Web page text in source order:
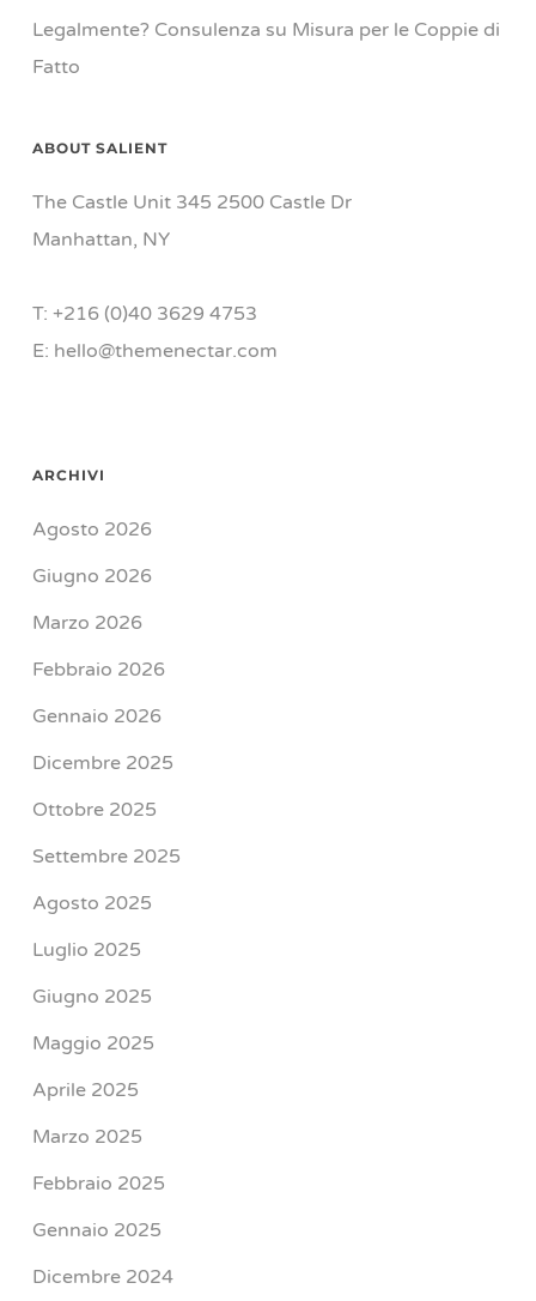
Legalmente? Consulenza su Misura per le Coppie di
Fatto
ABOUT SALIENT
The Castle Unit 345 2500 Castle Dr
Manhattan, NY
T: +216 (0)40 3629 4753
E: hello@themenectar.com
ARCHIVI
Agosto 2026
Giugno 2026
Marzo 2026
Febbraio 2026
Gennaio 2026
Dicembre 2025
Ottobre 2025
Settembre 2025
Agosto 2025
Luglio 2025
Giugno 2025
Maggio 2025
Aprile 2025
Marzo 2025
Febbraio 2025
Gennaio 2025
Dicembre 2024